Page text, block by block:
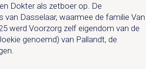
Dokter als zetboer op. De
Dasselaar, waarmee de familie Van
werd Voorzorg zelf eigendom van de
genoemd) van Pallandt, de